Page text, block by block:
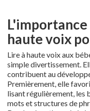
haute voix
Lire à haute voix aux
simple divertissement.
contribuent au
Premièrement, elle
lisant régulièrement, les
mots et structures de